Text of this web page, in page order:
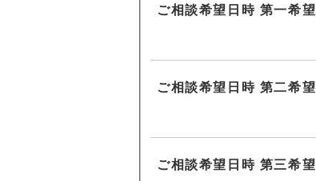
ご相談希望日時 第一希望
ご相談希望日時 第二希望
ご相談希望日時 第三希望